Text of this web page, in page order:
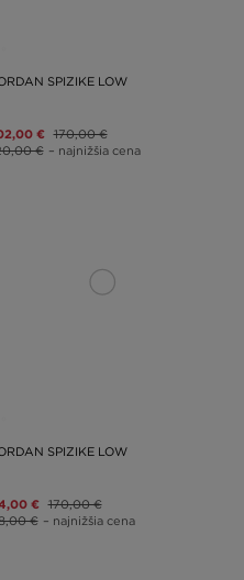
SPIZIKE LOW
€ 170,00 €
€ – najnižšia cena
SPIZIKE LOW
€ 170,00 €
€ – najnižšia cena